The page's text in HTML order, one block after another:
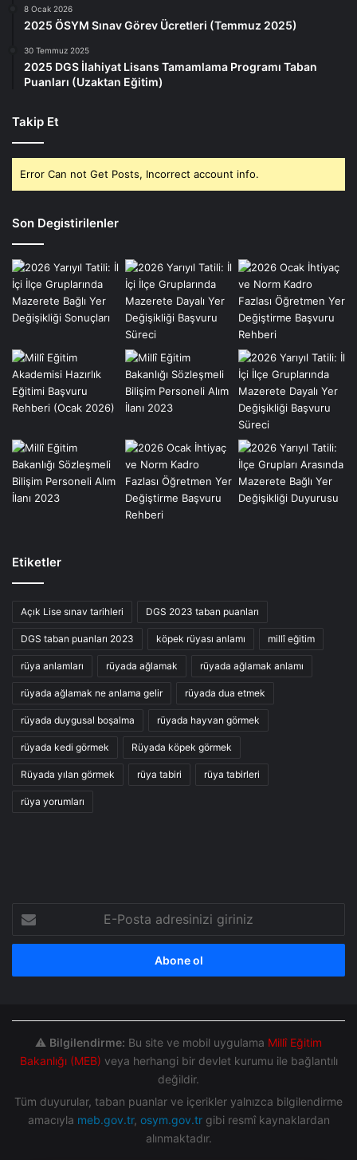
8 Ocak 2026
2025 ÖSYM Sınav Görev Ücretleri (Temmuz 2025)
30 Temmuz 2025
2025 DGS İlahiyat Lisans Tamamlama Programı Taban
Puanları (Uzaktan Eğitim)
Takip Et
Error Can not Get Posts, Incorrect account info.
Son Degistirilenler
Etiketler
Açık Lise sınav tarihleri DGS 2023 taban puanları
DGS taban puanları 2023 köpek rüyası anlamı millî eğitim
rüya anlamları rüyada ağlamak rüyada ağlamak anlamı
rüyada ağlamak ne anlama gelir rüyada dua etmek
rüyada duygusal boşalma rüyada hayvan görmek
rüyada kedi görmek Rüyada köpek görmek
Rüyada yılan görmek rüya tabiri rüya tabirleri
rüya yorumları
Posta
adresinizi
⚠️ Bilgilendirme: Bu site ve mobil uygulama Millî Eğitim
Bakanlığı (MEB) veya herhangi bir devlet kurumu ile bağlantılı
değildir.
Tüm duyurular, taban puanlar ve içerikler yalnızca bilgilendirme
amacıyla meb.gov.tr, osym.gov.trgibi resmî kaynaklardan
alınmaktadır.